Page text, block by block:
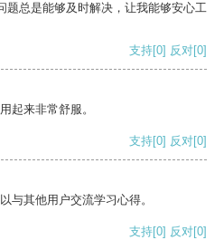
题总是能够及时解决，让我能够安心工
支持[0] 反对[0]
起来非常舒服。
支持[0] 反对[0]
与其他用户交流学习心得。
支持[0] 反对[0]